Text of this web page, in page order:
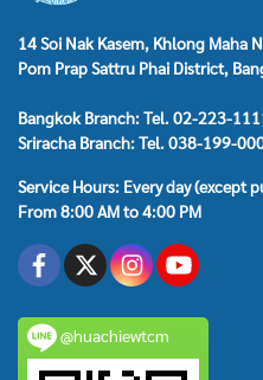
14 Soi Nak Kasem, Khlong Maha
Pom Prap Sattru Phai District,
Bangkok Branch: Tel. 02-223-
Sriracha Branch: Tel. 038-199-
Service Hours: Every day (except
From 8:00 AM to 4:00 PM
@huachiewtcm